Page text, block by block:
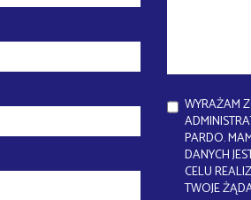
WYRAŻAM
PARDO.
DANYCH
CELU
TWOJE